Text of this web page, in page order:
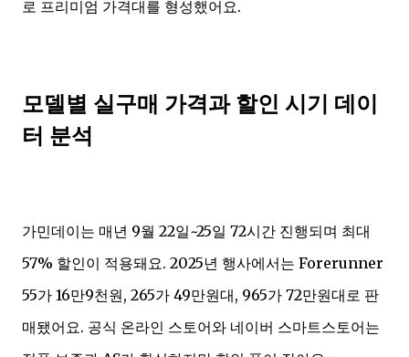
로 프리미엄 가격대를 형성했어요.
모델별 실구매 가격과 할인 시기 데이
터 분석
가민데이는 매년 9월 22일~25일 72시간 진행되며 최대
57% 할인이 적용돼요. 2025년 행사에서는 Forerunner
55가 16만9천원, 265가 49만원대, 965가 72만원대로 판
매됐어요. 공식 온라인 스토어와 네이버 스마트스토어는